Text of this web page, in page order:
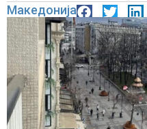
Македонија